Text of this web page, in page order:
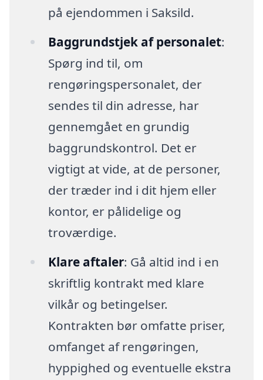
på ejendommen i Saksild.
Baggrundstjek af personalet:
Spørg ind til, om
rengøringspersonalet, der
sendes til din adresse, har
gennemgået en grundig
baggrundskontrol. Det er
vigtigt at vide, at de personer,
der træder ind i dit hjem eller
kontor, er pålidelige og
troværdige.
Klare aftaler: Gå altid ind i en
skriftlig kontrakt med klare
vilkår og betingelser.
Kontrakten bør omfatte priser,
omfanget af rengøringen,
hyppighed og eventuelle ekstra